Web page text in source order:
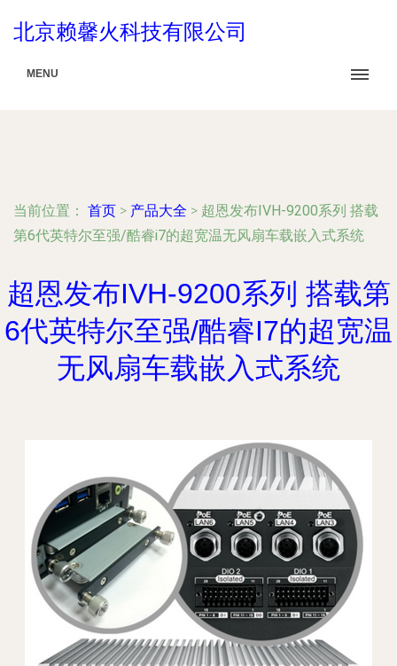
北京赖馨火科技有限公司
MENU
当前位置： 首页 > 产品大全 > 超恩发布IVH-9200系列 搭载
第6代英特尔至强/酷睿i7的超宽温无风扇车载嵌入式系统
超恩发布IVH-9200系列 搭载第
6代英特尔至强/酷睿I7的超宽温
无风扇车载嵌入式系统